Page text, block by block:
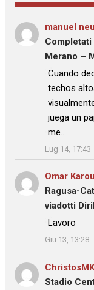
manuel
Merano –
: “
Cuando
techos
juega un
me…
”
Lug 14, 17:43
Omar
Ragusa-
viadotti
: “Lavoro
”
Giu 13, 13:28
Stadio